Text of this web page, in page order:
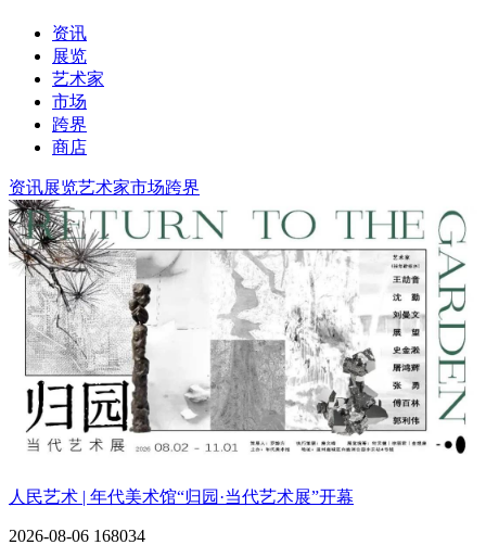
资讯
展览
艺术家
市场
跨界
商店
资讯展览艺术家市场跨界
人民艺术 | 年代美术馆“归园·当代艺术展”开幕
2026-08-06 168034